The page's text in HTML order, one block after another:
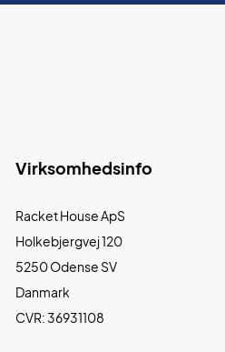
Virksomhedsinfo
Racket House ApS
Holkebjergvej 120
5250 Odense SV
Danmark
CVR: 36931108